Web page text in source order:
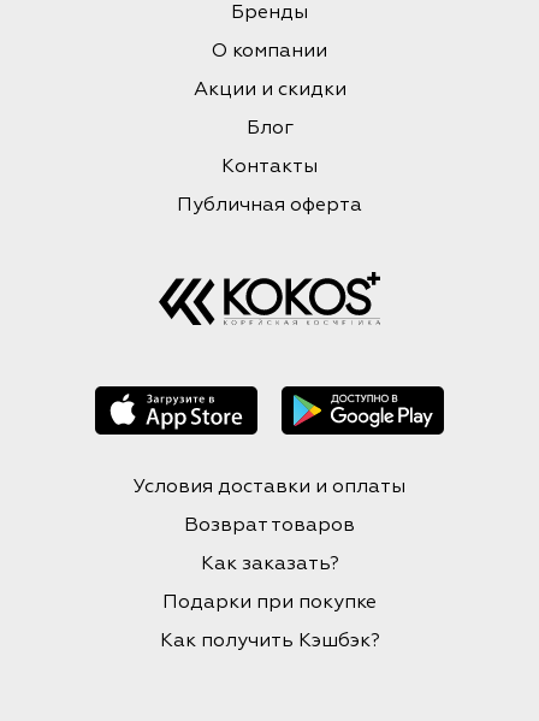
Бренды
О компании
Акции и скидки
Блог
Контакты
Публичная оферта
Условия доставки и оплаты
Возврат товаров
Как заказать?
Подарки при покупке
Как получить Кэшбэк?